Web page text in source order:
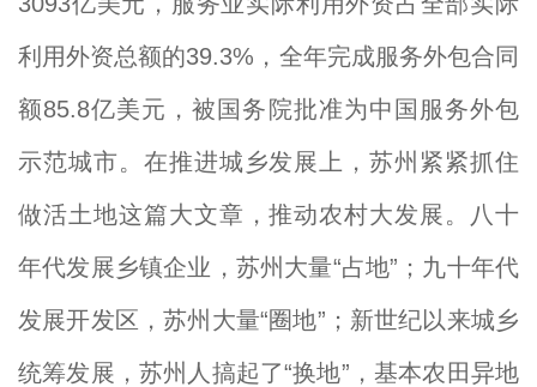
利用外资总额的39.3%，全年完成服务外包合同
额85.8亿美元，被国务院批准为中国服务外包
示范城市。在推进城乡发展上，苏州紧紧抓住
做活土地这篇大文章，推动农村大发展。八十
年代发展乡镇企业，苏州大量“占地”；九十年代
发展开发区，苏州大量“圈地”；新世纪以来城乡
统筹发展，苏州人搞起了“换地”，基本农田异地